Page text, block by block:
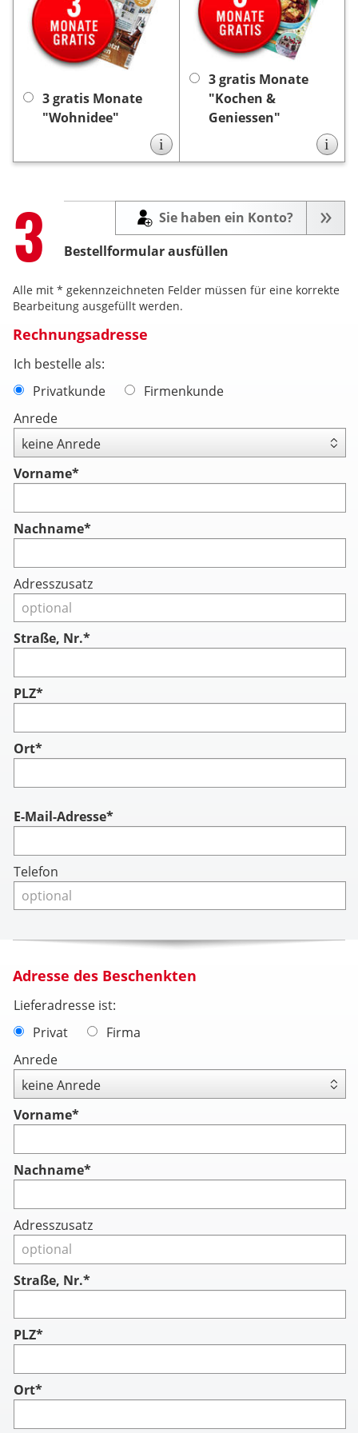
3 gratis Monate
"Wohnidee"
Sie von uns
3 Monate
gratis die Zeitschrift
„Wohnidee”.
Die
Lieferung endet nach 3
ist
keine Kündigung
notwendig.
i
3 gratis Monate
"Kochen &
Geniessen"
Sie von uns
3 Monate
gratis die Zeitschrift
„Kochen & Geniessen”.
Die Lieferung endet nach
3 Monaten automatisch,
keine Kündigung
notwendig.
i
Step
3 Bestellformular ausfüllen
Sie haben ein Konto?
Alle mit * gekennzeichneten Felder müssen für eine korrekte
Bearbeitung ausgefüllt werden.
Rechnungsadresse
Ich bestelle als:
Privatkunde
Firmenkunde
Anrede
Vorname*
Nachname*
Adresszusatz
Straße, Nr.*
PLZ*
Ort*
Account
E-Mail-Adresse*
Telefon
Adresse des Beschenkten
Lieferadresse ist:
Privat
Firma
Anrede
Vorname*
Nachname*
Adresszusatz
Straße, Nr.*
PLZ*
Ort*